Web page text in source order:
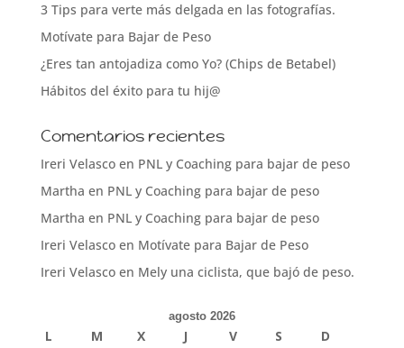
3 Tips para verte más delgada en las fotografías.
Motívate para Bajar de Peso
¿Eres tan antojadiza como Yo? (Chips de Betabel)
Hábitos del éxito para tu hij@
Comentarios recientes
Ireri Velascoen PNL y Coaching para bajar de peso
Martha en PNL y Coaching para bajar de peso
Martha en PNL y Coaching para bajar de peso
Ireri Velascoen Motívate para Bajar de Peso
Ireri Velascoen Mely una ciclista, que bajó de peso.
agosto 2026
L M X J V S D